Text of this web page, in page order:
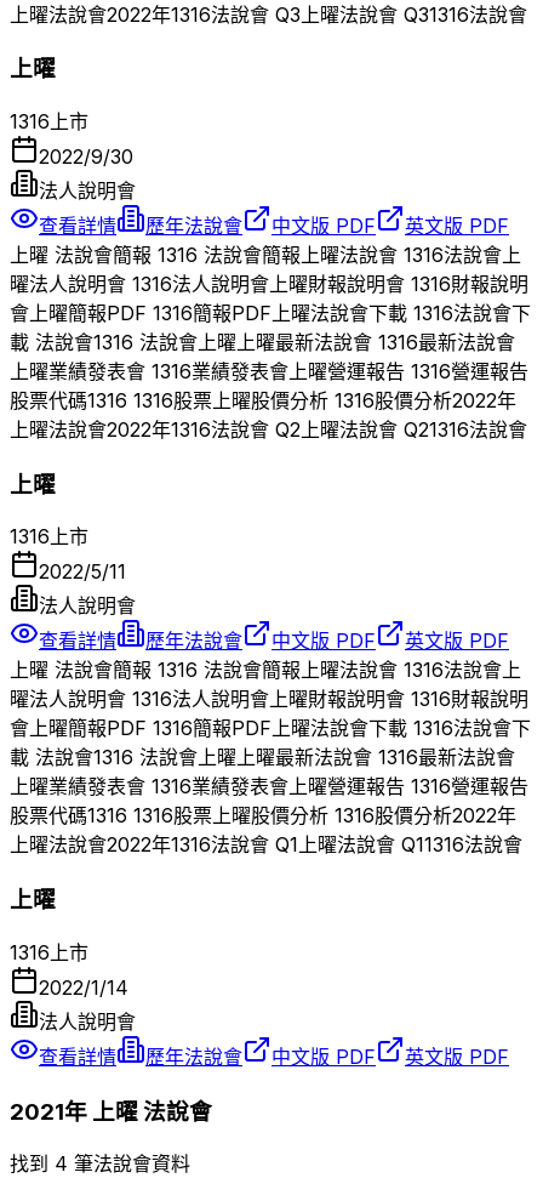
上曜法說會2022年1316法說會 Q3 上曜法說會 Q31316法說會
上曜
1316上市
2022/9/30
法人說明會
查看詳情
歷年法說會 中文版 PDF
英文版 PDF
上曜 法說會簡報 1316 法說會簡報上曜法說會 1316法說會上
曜法人說明會 1316法人說明會上曜財報說明會 1316財報說明
會上曜簡報PDF 1316簡報PDF上曜法說會下載 1316法說會下
載 法說會1316 法說會上曜上曜最新法說會 1316最新法說會
上曜業績發表會 1316業績發表會上曜營運報告 1316營運報告
股票代碼1316 1316股票上曜股價分析 1316股價分析2022年
上曜法說會2022年1316法說會 Q2上曜法說會 Q21316法說會
上曜
1316上市
2022/5/11
法人說明會
查看詳情
歷年法說會 中文版 PDF
英文版 PDF
上曜 法說會簡報 1316 法說會簡報上曜法說會 1316法說會上
曜法人說明會 1316法人說明會上曜財報說明會 1316財報說明
會上曜簡報PDF 1316簡報PDF上曜法說會下載 1316法說會下
載 法說會1316 法說會上曜上曜最新法說會 1316最新法說會
上曜業績發表會 1316業績發表會上曜營運報告 1316營運報告
股票代碼1316 1316股票上曜股價分析 1316股價分析2022年
上曜法說會2022年1316法說會 Q1上曜法說會 Q11316法說會
上曜
1316 上市
2022/1/14
法人說明會
查看詳情
歷年法說會 中文版 PDF 英文版 PDF
2021年 上曜法說會
找到 4 筆法說會資料